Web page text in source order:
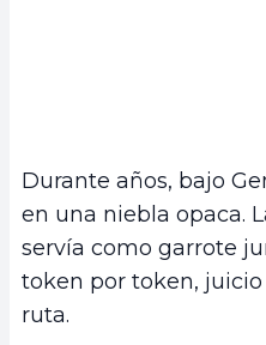
Durante años, bajo
en una niebla opaca.
servía como garrote
token por token,
ruta.